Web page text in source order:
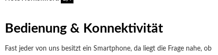
Bedienung & Konnektivität
Fast jeder von uns besitzt ein Smartphone, da liegt die Frage nahe, ob